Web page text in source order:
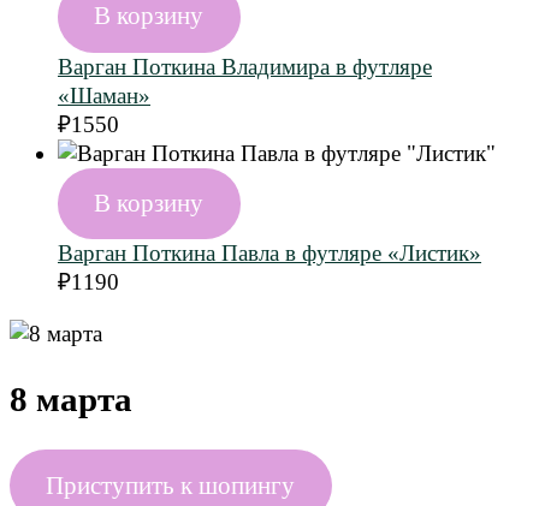
В корзину
Варган Поткина Владимира в футляре
«Шаман»
₽1550
В корзину
Варган Поткина Павла в футляре «Листик»
₽1190
8 марта
Приступить к шопингу